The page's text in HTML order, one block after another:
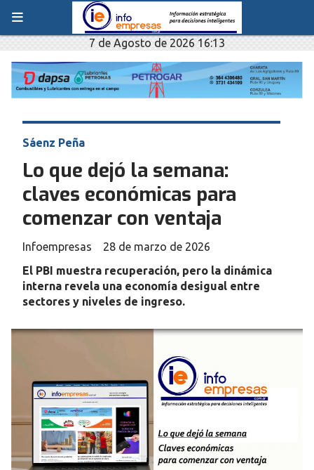
7 de Agosto de 2026 16:13
Lo que dejó la semana:
claves económicas para
comenzar con ventaja
El PBI muestra recuperación, pero la dinámica
interna revela una economía desigual entre
sectores y niveles de ingreso.
Sáenz Peña
28 de marzo de 2026
Infoempresas